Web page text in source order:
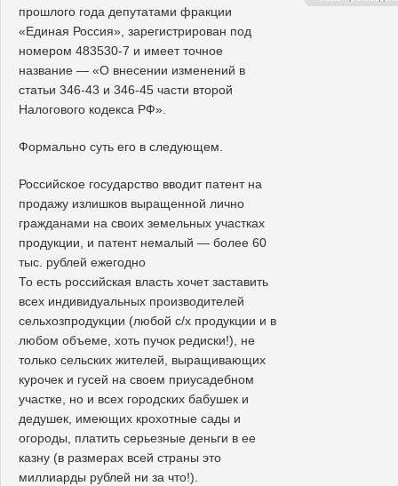
прошлого года депутатами фракции
«Единая Россия», зарегистрирован под
номером 483530-7 и имеет точное
название — «О внесении изменений в
статьи 346-43 и 346-45 части второй
Налогового кодекса РФ».
Формально суть его в следующем.
Российское государство вводит патент на
продажу излишков выращенной лично
гражданами на своих земельных участках
продукции, и патент немалый — более 60
тыс. рублей ежегодно
То есть российская власть хочет заставить
всех индивидуальных производителей
сельхозпродукции (любой с/х продукции и в
любом объеме, хоть пучок редиски!), не
только сельских жителей, выращивающих
курочек и гусей на своем приусадебном
участке, но и всех городских бабушек и
дедушек, имеющих крохотные сады и
огороды, платить серьезные деньги в ее
казну (в размерах всей страны это
миллиарды рублей ни за что!).